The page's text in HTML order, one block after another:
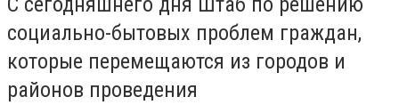
социально-бытовых проблем граждан,
которые перемещаются из городов и
районов проведения